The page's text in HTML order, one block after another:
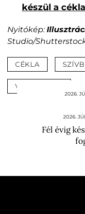
készül a
Nyitókép:
Studio/
CÉKLA
VÉRNYOMÁS
2026.
2026.
Fél évig